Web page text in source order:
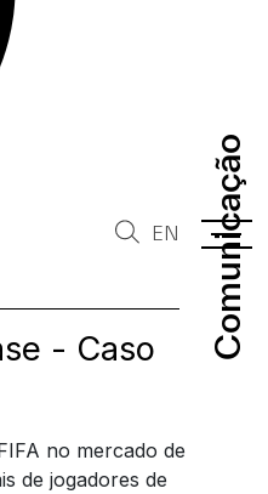
Comunicação
Comunicação
EN
- Caso
no mercado de
de jogadores de